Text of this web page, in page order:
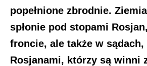
popełnione zbrodnie.
spłonie pod stopami
froncie, ale także w
Rosjanami, którzy są winni